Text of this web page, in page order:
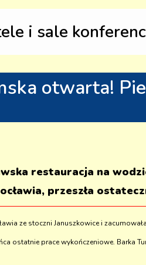
i sale
otwarta!
restauracja na
przeszła
ze stoczni Januszkowice i
ostatnie prace wykończeniowe. Barka